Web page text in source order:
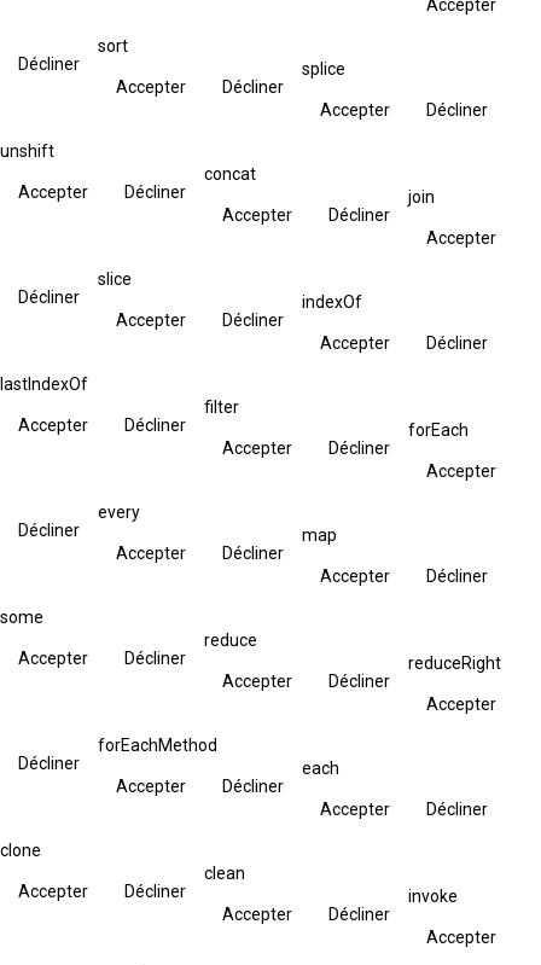
Accepter
Décliner
sort
Accepter Décliner
splice
Accepter Décliner
unshift
Accepter Décliner
concat
Accepter Décliner
join
Accepter
Décliner
slice
Accepter Décliner
indexOf
Accepter Décliner
lastIndexOf
Accepter Décliner
filter
Accepter Décliner
forEach
Accepter
Décliner
every
Accepter Décliner
map
Accepter Décliner
some
Accepter Décliner
reduce
Accepter Décliner
reduceRight
Accepter
Décliner
forEachMethod
Accepter Décliner
each
Accepter Décliner
clone
Accepter Décliner
clean
Accepter Décliner
invoke
Accepter